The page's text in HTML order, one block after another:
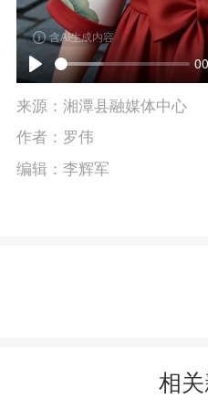
P
l
a
含AI生成内容
来源：湘潭县融媒体中心
作者：罗伟
编辑：李辉军
相